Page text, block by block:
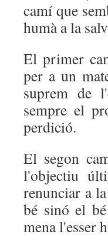
camí que
humà a la
El primer
per a un
suprem de
sempre el
perdició.
El segon
l'objectiu
renunciar a
bé sinó el
mena l'esser